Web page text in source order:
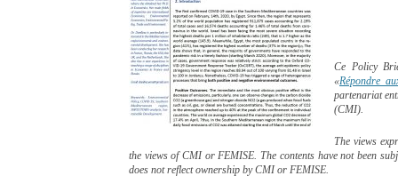
Ce Policy
«Répondre
partenariat
(CMI).
The views
the views of CMI or FEMISE. The contents have not been
does not reflect ownership by CMI or FEMISE.